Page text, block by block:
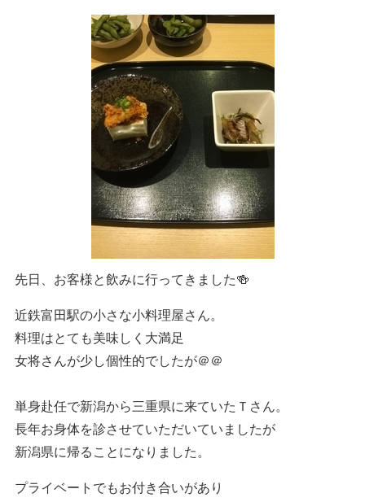
先日、お客様と飲みに行ってきました🍻
近鉄富田駅の小さな小料理屋さん。
料理はとても美味しく大満足
女将さんが少し個性的でしたが＠＠
単身赴任で新潟から三重県に来ていたＴさん。
長年お身体を診させていただいていましたが
新潟県に帰ることになりました。
プライベートでもお付き合いがあり